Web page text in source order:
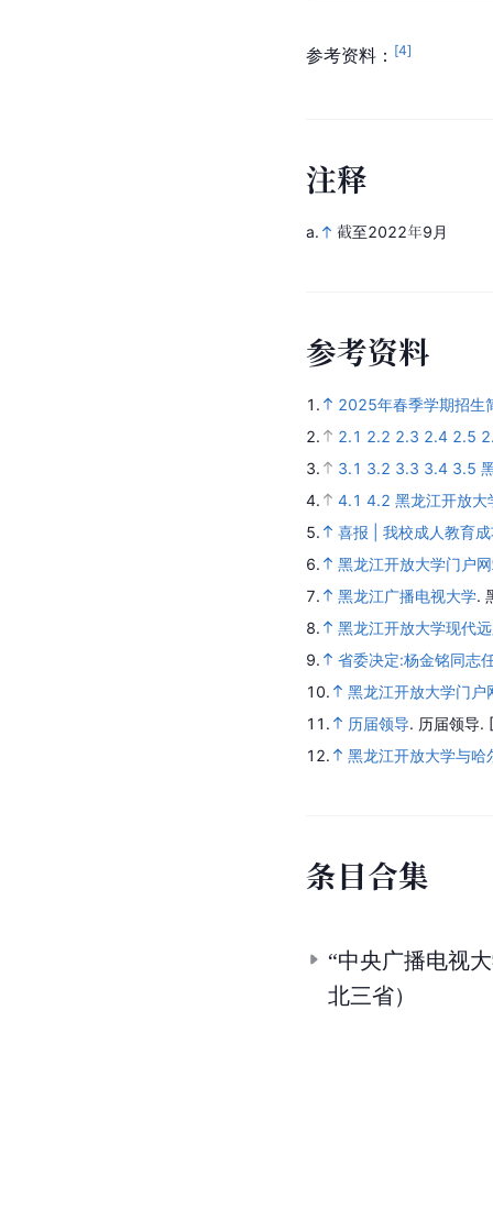
参考资料： [4]
注释
a. 截至2022年9月
参考资料
1.
2025年春季学期招生
2.
2.1 2.2 2.3 2.4 2.5
3.
3.1 3.2 3.3 3.4 3.5
4.
4.1 4.2 黑龙江开放
5.
喜报 | 我校成人教育
6.
黑龙江开放大学门户
7.
黑龙江广播电视大学.
8.
黑龙江开放大学现代
9.
省委决定:杨金铭同志
10.
黑龙江开放大学门户
11.
历届领导. 历届领导.
12.
黑龙江开放大学与哈
条目合集
“中央广播电视
北三省）